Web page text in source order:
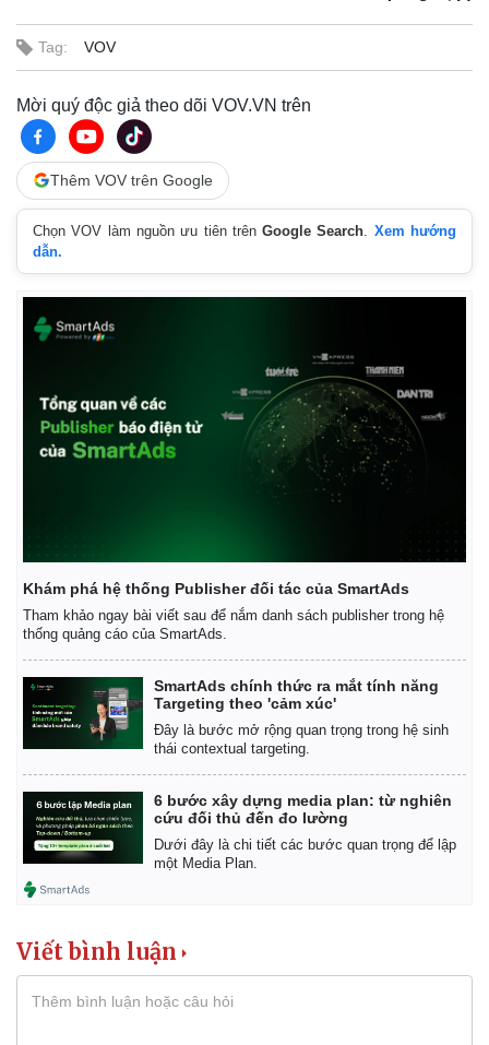
Kinh tế
Thị trường
Giá vàng
Tiêu dùng
Giá cà phê
Tag: VOV
Mời quý độc giả theo dõi VOV.VN trên
Thêm VOV trên Google
Chọn VOV làm nguồn ưu tiên trênGoogle Search
Xem hướng
dẫn.
Khám phá hệ thống Publisher đối tác của SmartAds
Tham khảo ngay bài viết sau để nắm danh sách publisher trong hệ
thống quảng cáo của SmartAds.
SmartAds chính thức ra mắt tính năng
Targeting theo 'cảm xúc'
Đây là bước mở rộng quan trọng trong hệ sinh
thái contextual targeting.
6 bước xây dựng media plan: từ nghiên
cứu đối thủ đến đo lường
Dưới đây là chi tiết các bước quan trọng để lập
một Media Plan.
Viết bình luận